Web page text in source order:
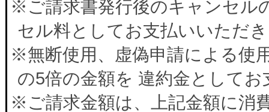
※ご請求書発行後のキャンセル
セル料としてお支払いいただ
※無断使用、虚偽申請による使
の5倍の金額を 違約金として
※ご請求金額は、上記金額に消